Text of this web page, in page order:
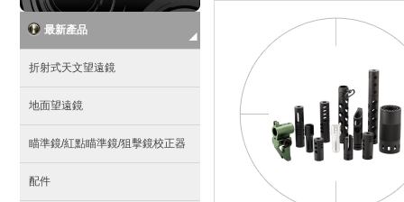
最新產品
折射式天文望遠鏡
地面望遠鏡
瞄準鏡/紅點瞄準鏡/狙擊鏡校正器
配件